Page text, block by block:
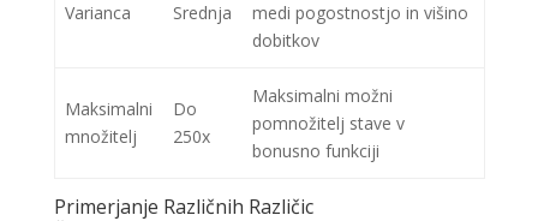
Varianca Srednja
medi pogostnostjo in višino
dobitkov
Maksimalni
množitelj
Do
250x
Maksimalni možni
pomnožitelj stave v
bonusno funkciji
Primerjanje Različnih Različic